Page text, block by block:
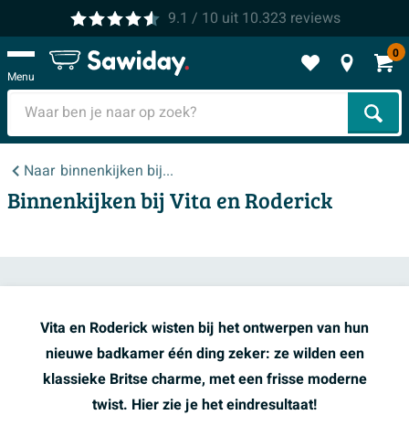
9.1 / 10 uit 10.323 reviews
Menu
0
Naar binnenkijken bij...
Binnenkijken bij Vita en Roderick
Vita en Roderick wisten bij het ontwerpen van hun
nieuwe badkamer één ding zeker: ze wilden een
klassieke Britse charme, met een frisse moderne
twist. Hier zie je het eindresultaat!